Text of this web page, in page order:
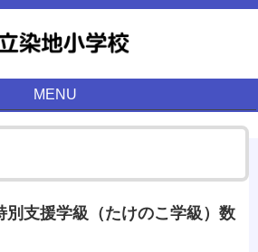
MENU
別支援学級（たけのこ学級）数